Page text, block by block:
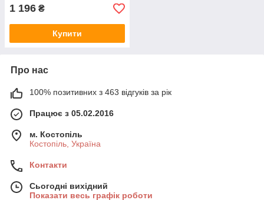
1 196 ₴
Купити
Про нас
100% позитивних з 463 відгуків за рік
Працює з 05.02.2016
м. Костопіль
Костопіль, Україна
Контакти
Сьогодні вихідний
Показати весь графік роботи